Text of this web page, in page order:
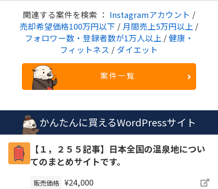
関連する案件を検索 ： Instagramアカウント /
売却希望価格100万円以下 / 月間売上5万円以上 /
フォロワー数・登録者数が1万人以上 / 健康・
フィットネス / ダイエット
案件一覧
かんたんに買えるWordPressサイト
【１，２５５記事】日本全国の温泉地につい
てのまとめサイトです。
販売価格 ¥24,000